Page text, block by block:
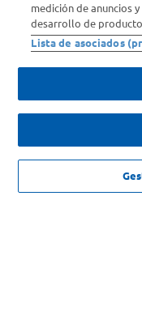
Comprá Online
medición de anuncios
desarrollo de
Lista de asociados